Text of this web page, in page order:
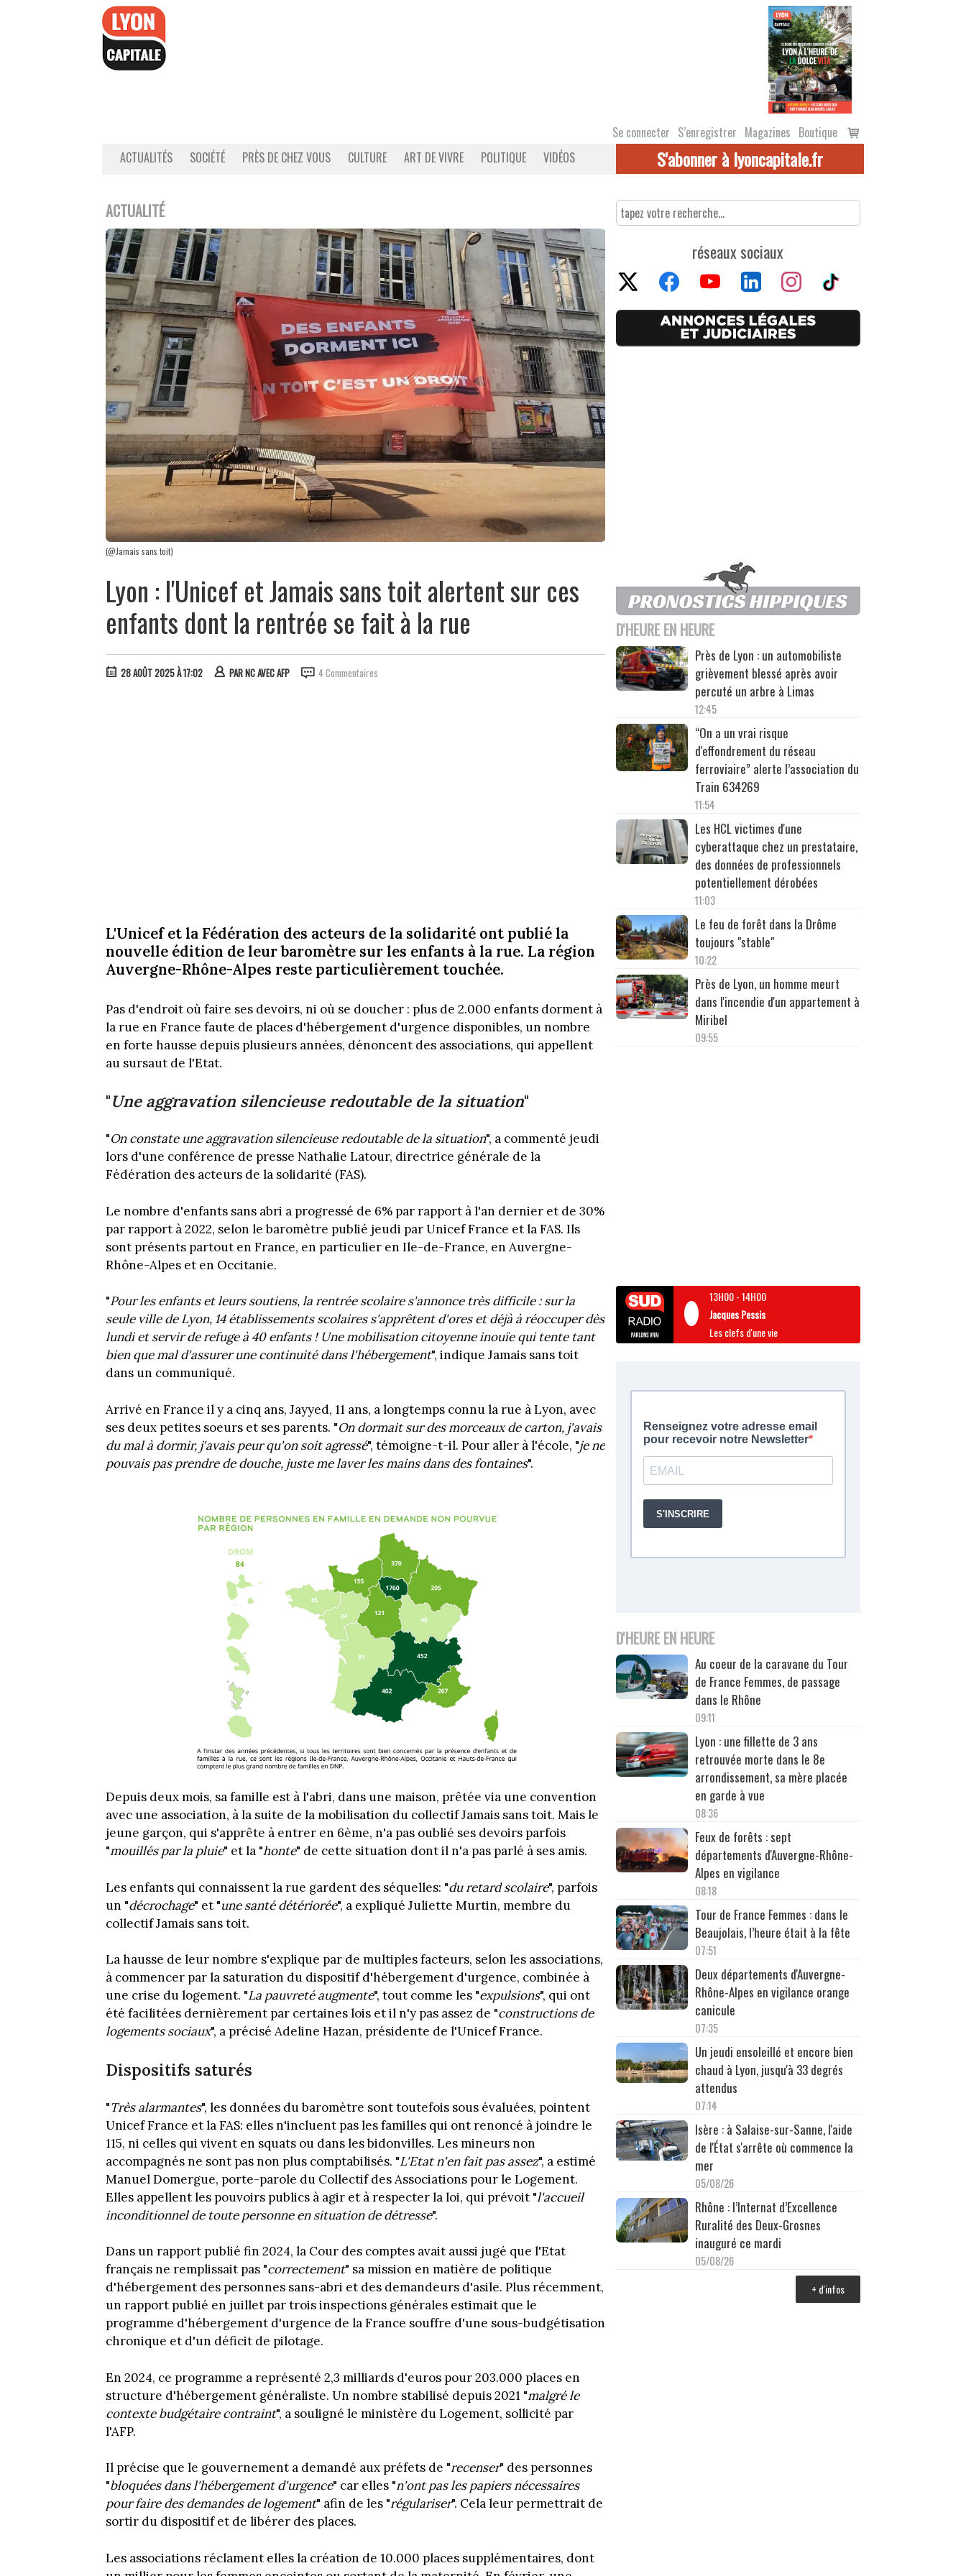
Se connecter S’enregistrer Magazines Boutique
Voir
le
ACTUALITÉS SOCIÉTÉ PRÈS DE CHEZ VOUS CULTURE ART DE VIVRE POLITIQUE VIDÉOS S'abonner à lyoncapitale.fr
ACTUALITÉ
(@Jamais sans toit)
Lyon : l'Unicef et Jamais sans toit alertent sur ces
enfants dont la rentrée se fait à la rue
28 AOÛT 2025 À 17:02 PARNC AVEC AFP 4 Commentaires
L'Unicef et la Fédération des acteurs de la solidarité ont publié la
nouvelle édition de leur baromètre sur les enfants à la rue. La région
Auvergne-Rhône-Alpes reste particulièrement touchée.
Pas d'endroit où faire ses devoirs, ni où se doucher : plus de 2.000 enfants dorment à
la rue en France faute de places d'hébergement d'urgence disponibles, un nombre
en forte hausse depuis plusieurs années, dénoncent des associations, qui appellent
au sursaut de l'Etat.
"Une aggravation silencieuse redoutable de la situation"
"On constate une aggravation silencieuse redoutable de la situation", a commenté jeudi
lors d'une conférence de presse Nathalie Latour, directrice générale de la
Fédération des acteurs de la solidarité (FAS).
Le nombre d'enfants sans abri a progressé de 6% par rapport à l'an dernier et de 30%
par rapport à 2022, selon le baromètre publié jeudi par Unicef France et la FAS. Ils
sont présents partout en France, en particulier en Ile-de-France, en Auvergne-
Rhône-Alpes et en Occitanie.
"Pour les enfants et leurs soutiens, la rentrée scolaire s'annonce très difficile : sur la
seule ville de Lyon, 14 établissements scolaires s'apprêtent d'ores et déjà à réoccuper dès
lundi et servir de refuge à 40 enfants ! Une mobilisation citoyenne inouïe qui tente tant
bien que mal d'assurer une continuité dans l'hébergement", indique Jamais sans toit
dans un communiqué.
Arrivé en France il y a cinq ans, Jayyed, 11 ans, a longtemps connu la rue à Lyon, avec
ses deux petites soeurs et ses parents. "On dormait sur des morceaux de carton, j'avais
du mal à dormir, j'avais peur qu'on soit agressé", témoigne-t-il. Pour aller à l'école, "je ne
pouvais pas prendre de douche, juste me laver les mains dans des fontaines".
Depuis deux mois, sa famille est à l'abri, dans une maison, prêtée via une convention
avec une association, à la suite de la mobilisation du collectif Jamais sans toit. Mais le
jeune garçon, qui s'apprête à entrer en 6ème, n'a pas oublié ses devoirs parfois
"mouillés par la pluie" et la "honte" de cette situation dont il n'a pas parlé à ses amis.
Les enfants qui connaissent la rue gardent des séquelles: "du retard scolaire", parfois
un "décrochage" et "une santé détériorée", a expliqué Juliette Murtin, membre du
collectif Jamais sans toit.
La hausse de leur nombre s'explique par de multiples facteurs, selon les associations,
à commencer par la saturation du dispositif d'hébergement d'urgence, combinée à
une crise du logement. "La pauvreté augmente", tout comme les "expulsions", qui ont
été facilitées dernièrement par certaines lois et il n'y pas assez de "constructions de
logements sociaux", a précisé Adeline Hazan, présidente de l'Unicef France.
Dispositifs saturés
"Très alarmantes", les données du baromètre sont toutefois sous évaluées, pointent
Unicef France et la FAS: elles n'incluent pas les familles qui ont renoncé à joindre le
115, ni celles qui vivent en squats ou dans les bidonvilles. Les mineurs non
accompagnés ne sont pas non plus comptabilisés. "L'Etat n'en fait pas assez", a estimé
Manuel Domergue, porte-parole du Collectif des Associations pour le Logement.
Elles appellent les pouvoirs publics à agir et à respecter la loi, qui prévoit "l'accueil
inconditionnel de toute personne en situation de détresse".
Dans un rapport publié fin 2024, la Cour des comptes avait aussi jugé que l'Etat
français ne remplissait pas "correctement" sa mission en matière de politique
d'hébergement des personnes sans-abri et des demandeurs d'asile. Plus récemment,
un rapport publié en juillet par trois inspections générales estimait que le
programme d'hébergement d'urgence de la France souffre d'une sous-budgétisation
chronique et d'un déficit de pilotage.
En 2024, ce programme a représenté 2,3 milliards d'euros pour 203.000 places en
structure d'hébergement généraliste. Un nombre stabilisé depuis 2021 "malgré le
contexte budgétaire contraint", a souligné le ministère du Logement, sollicité par
l'AFP.
Il précise que le gouvernement a demandé aux préfets de "recenser" des personnes
"bloquées dans l'hébergement d'urgence" car elles "n'ont pas les papiers nécessaires
pour faire des demandes de logement" afin de les "régulariser". Cela leur permettrait de
sortir du dispositif et de libérer des places.
Les associations réclament elles la création de 10.000 places supplémentaires, dont
réseaux sociaux
D'HEURE EN HEURE
Près de Lyon : un automobiliste
grièvement blessé après avoir
percuté un arbre à Limas
12:45
“On a un vrai risque
d'effondrement du réseau
ferroviaire” alerte l’association du
Train 634269
11:54
Les HCL victimes d'une
cyberattaque chez un prestataire,
des données de professionnels
potentiellement dérobées
11:03
Le feu de forêt dans la Drôme
toujours "stable"
10:22
Près de Lyon, un homme meurt
dans l'incendie d'un appartement à
Miribel
09:55
13H00-14H00
Jacques Pessis
Les clefs d'une vie
D'HEURE EN HEURE
Au coeur de la caravane du Tour
de France Femmes, de passage
dans le Rhône
09:11
Lyon : une fillette de 3 ans
retrouvée morte dans le 8e
arrondissement, sa mère placée
en garde à vue
08:36
Feux de forêts : sept
départements d'Auvergne-Rhône-
Alpes en vigilance
08:18
Tour de France Femmes : dans le
Beaujolais, l’heure était à la fête
07:51
Deux départements d'Auvergne-
Rhône-Alpes en vigilance orange
canicule
07:35
Un jeudi ensoleillé et encore bien
chaud à Lyon, jusqu'à 33 degrés
attendus
07:14
Isère : à Salaise-sur-Sanne, l'aide
de l'État s'arrête où commence la
mer
05/08/26
Rhône : l’Internat d’Excellence
Ruralité des Deux-Grosnes
inauguré ce mardi
05/08/26
+ d'infos